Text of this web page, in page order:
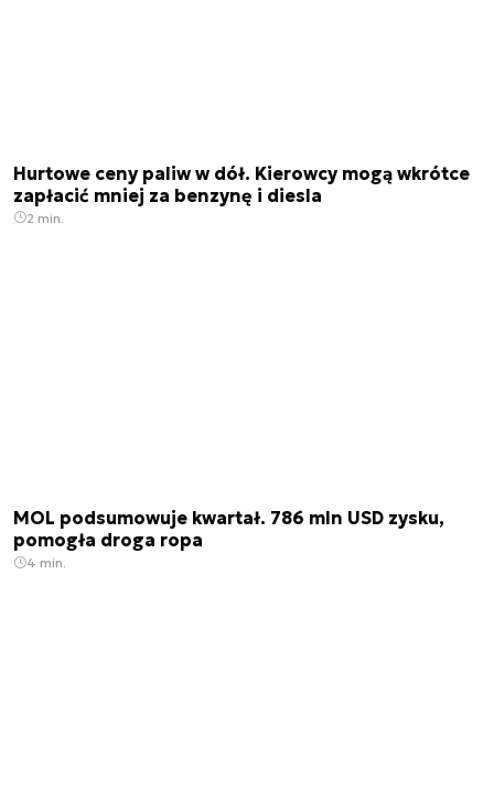
Hurtowe ceny paliw w dół. Kierowcy mogą wkrótce
zapłacić mniej za benzynę i diesla
2 min.
MOL podsumowuje kwartał. 786 mln USD zysku,
pomogła droga ropa
4 min.